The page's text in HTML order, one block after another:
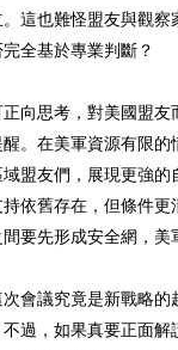
這也難怪盟友與觀
全基於專業判斷？
向思考，對美國盟
。在美軍資源有限
盟友們，展現更強
依舊存在，但條件
要先形成安全網，
會議究竟是新戰略
過，如果真要正面